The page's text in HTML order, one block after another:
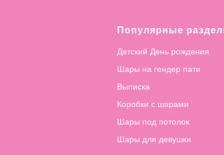
Популярные
Детский День рождения
Шары на гендер пати
Выписка
Коробки с шарами
Шары под потолок
Шары для девушки